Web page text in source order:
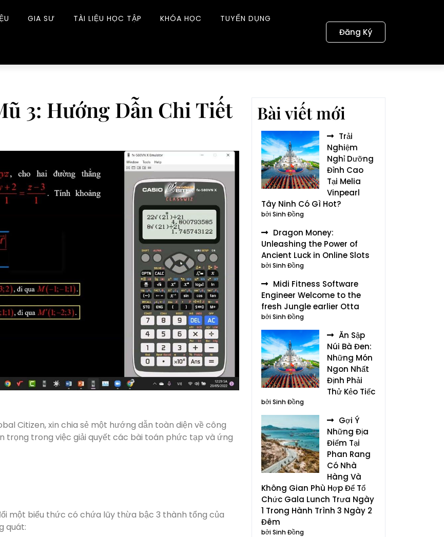
GIA SƯ TÀI LIỆU HỌC TẬP KHÓA HỌC TUYỂN DỤNG
Đăng Ký
3: Hướng Dẫn Chi Tiết
Citizen, xin chia sẻ một hướng dẫn toàn diện về công
trọng trong việc giải quyết các bài toán phức tạp và ứng
một biểu thức có chứa lũy thừa bậc 3 thành tổng của
quát:
Bài viết mới
Trải
Nghiệm
Nghỉ Dưỡng
Đỉnh Cao
Tại Melia
Vinpearl
Tây Ninh Có Gì Hot?
bởi Sinh Đồng
Dragon Money:
Unleashing the Power of
Ancient Luck in Online Slots
bởi Sinh Đồng
Midi Fitness Software
Engineer Welcome to the
fresh Jungle earlier Otta
bởi Sinh Đồng
Ăn Sập
Núi Bà Đen:
Những Món
Ngon Nhất
Định Phải
Thử Kẻo Tiếc
bởi Sinh Đồng
Gợi Ý
Những Địa
Điểm Tại
Phan Rang
Có Nhà
Hàng Và
Không Gian Phù Hợp Để Tổ
Chức Gala Lunch Trưa Ngày
1 Trong Hành Trình 3 Ngày 2
Đêm
bởi Sinh Đồng